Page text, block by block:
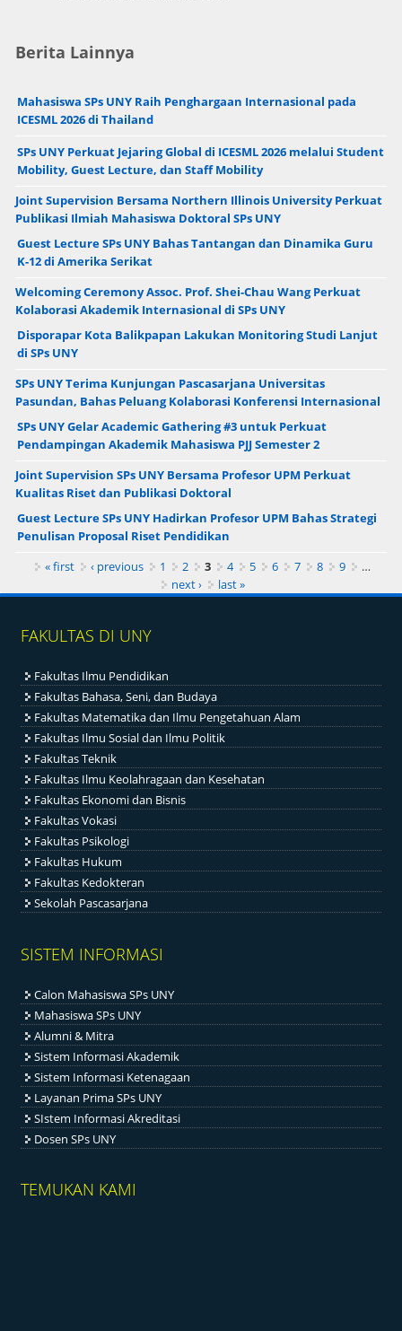
Berita Lainnya
Mahasiswa SPs UNY Raih Penghargaan Internasional pada
ICESML 2026 di Thailand
SPs UNY Perkuat Jejaring Global di ICESML 2026 melalui Student
Mobility, Guest Lecture, dan Staff Mobility
Joint Supervision Bersama Northern Illinois University Perkuat
Publikasi Ilmiah Mahasiswa Doktoral SPs UNY
Guest Lecture SPs UNY Bahas Tantangan dan Dinamika Guru
K-12 di Amerika Serikat
Welcoming Ceremony Assoc. Prof. Shei-Chau Wang Perkuat
Kolaborasi Akademik Internasional di SPs UNY
Disporapar Kota Balikpapan Lakukan Monitoring Studi Lanjut
di SPs UNY
SPs UNY Terima Kunjungan Pascasarjana Universitas
Pasundan, Bahas Peluang Kolaborasi Konferensi Internasional
SPs UNY Gelar Academic Gathering #3 untuk Perkuat
Pendampingan Akademik Mahasiswa PJJ Semester 2
Joint Supervision SPs UNY Bersama Profesor UPM Perkuat
Kualitas Riset dan Publikasi Doktoral
Guest Lecture SPs UNY Hadirkan Profesor UPM Bahas Strategi
Penulisan Proposal Riset Pendidikan
Pages« first ‹ previous 1 2 3 4 5 6 7 8 9
…
next ›
last »
FAKULTAS DI UNY
Fakultas Ilmu Pendidikan
Fakultas Bahasa, Seni, dan Budaya
Fakultas Matematika dan Ilmu Pengetahuan Alam
Fakultas Ilmu Sosial dan Ilmu Politik
Fakultas Teknik
Fakultas Ilmu Keolahragaan dan Kesehatan
Fakultas Ekonomi dan Bisnis
Fakultas Vokasi
Fakultas Psikologi
Fakultas Hukum
Fakultas Kedokteran
Sekolah Pascasarjana
SISTEM INFORMASI
Calon Mahasiswa SPs UNY
Mahasiswa SPs UNY
Alumni & Mitra
Sistem Informasi Akademik
Sistem Informasi Ketenagaan
Layanan Prima SPs UNY
SIstem Informasi Akreditasi
Dosen SPs UNY
TEMUKAN KAMI